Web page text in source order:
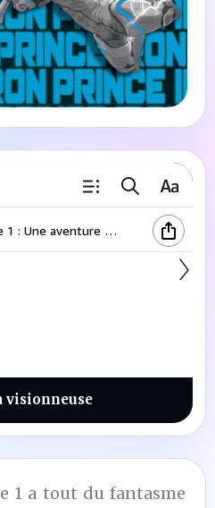
visionneuse
1 a tout du fantasme